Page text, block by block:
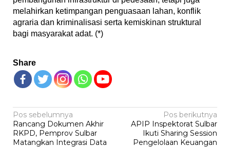
melahirkan ketimpangan penguasaan lahan, konflik
agraria dan kriminalisasi serta kemiskinan struktural
bagi masyarakat adat. (*)
Share
Navigasi
pos
Pos sebelumnya
Rancang Dokumen Akhir
RKPD, Pemprov Sulbar
Matangkan Integrasi Data
Pos berikutnya
APIP Inspektorat Sulbar
Ikuti Sharing Session
Pengelolaan Keuangan